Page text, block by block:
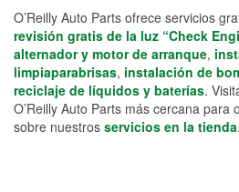
O’Reilly Auto Parts ofrece servicios
revisión gratis de la luz “Check
alternador y motor de arranque,
limpiaparabrisas, instalación de
reciclaje de líquidos y baterías.
O’Reilly Auto Parts más cercana para
sobre nuestros servicios en la tienda.